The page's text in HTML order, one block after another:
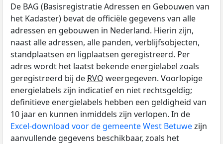
De BAG (Basisregistratie Adressen en Gebouwen van
het Kadaster) bevat de officiële gegevens van alle
adressen en gebouwen in Nederland. Hierin zijn,
naast alle adressen, alle panden, verblijfsobjecten,
standplaatsen en ligplaatsen geregistreerd. Per
adres wordt het laatst bekende energielabel zoals
geregistreerd bij de RVO weergegeven. Voorlopige
energielabels zijn indicatief en niet rechtsgeldig;
definitieve energielabels hebben een geldigheid van
10 jaar en kunnen inmiddels zijn verlopen. In de
Excel-download voor de gemeente West Betuwezijn
aanvullende gegevens beschikbaar, zoals het